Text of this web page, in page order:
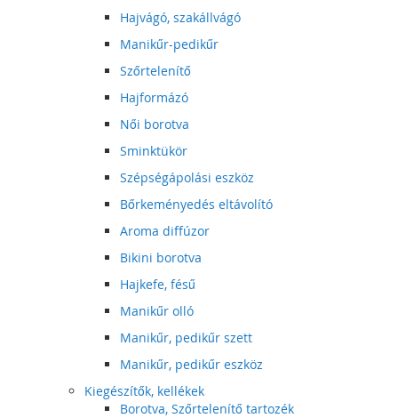
Hajvágó, szakállvágó
Manikűr-pedikűr
Szőrtelenítő
Hajformázó
Női borotva
Sminktükör
Szépségápolási eszköz
Bőrkeményedés eltávolító
Aroma diffúzor
Bikini borotva
Hajkefe, fésű
Manikűr olló
Manikűr, pedikűr szett
Manikűr, pedikűr eszköz
Kiegészítők, kellékek
Borotva, Szőrtelenítő tartozék